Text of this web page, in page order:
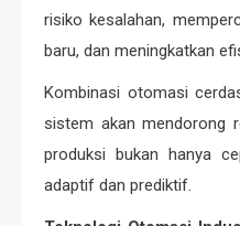
risiko kesalahan,
baru, dan meningkatkan
Kombinasi otomasi
sistem akan mendorong
produksi bukan hanya
adaptif dan prediktif.